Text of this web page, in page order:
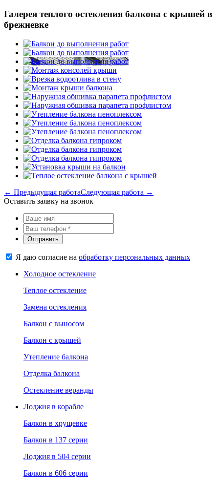
Галерея теплого остекления балкона с крышей в
брежневке
← Предыдущая работаСледующая работа →
Оставить заявку на звонок
Отправить
Я даю согласие на обработку персональных данных
Холодное остекление
Теплое остекление
Замена остекления
Балкон с выносом
Балкон с крышей
Утепление балкона
Отделка балкона
Остекление веранды
Лоджия в корабле
Балкон в хрущевке
Балкон в 137 серии
Лоджия в 504 серии
Балкон в 606 серии